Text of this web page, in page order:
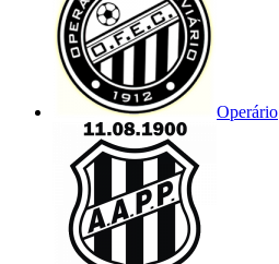
Operário